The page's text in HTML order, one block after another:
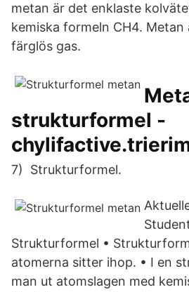
metan är det enklaste
kemiska formeln CH4.
färglös gas.
strukturformel -
7) Strukturformel.
Strukturformel •
atomerna sitter ihop. • I en
man ut atomslagen med